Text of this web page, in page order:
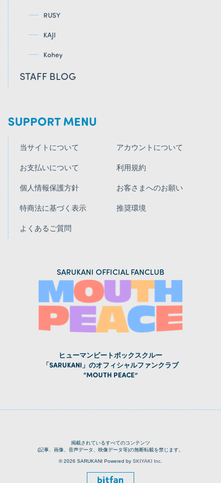
RUSY
KAJI
Kohey
STAFF BLOG
SUPPORT MENU
当サイトについて アカウントについて
お支払いについて 利用規約
個人情報保護方針 お客さまへのお願い
特商法に基づく表示 推奨環境
よくあるご質問
SARUKANI OFFICIAL FANCLUB
ヒューマンビートボックスクルー
「SARUKANI」のオフィシャルファンクラブ
“MOUTH PEACE”
掲載されているすべてのコンテンツ
(記事、画像、音声データ、映像データ等)の無断転載を禁じます。
© 2026 SARUKANI Powered by SKIYAKI Inc.